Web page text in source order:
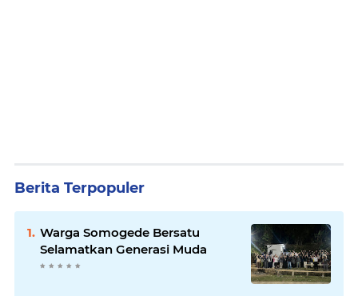
Berita Terpopuler
Warga Somogede Bersatu
Selamatkan Generasi Muda